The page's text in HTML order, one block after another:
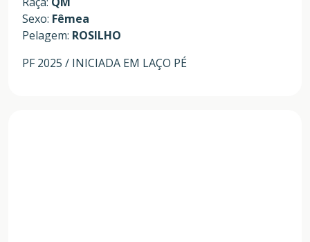
Sexo: Fêmea
Pelagem: ROSILHO
PF 2025 / INICIADA EM LAÇO PÉ